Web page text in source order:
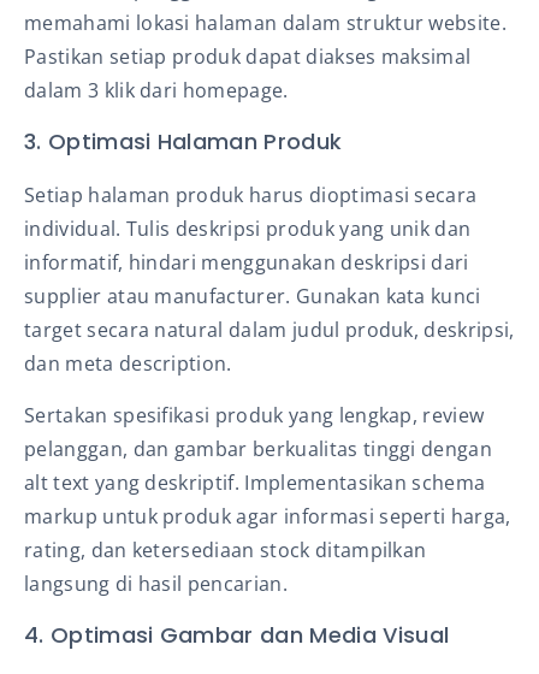
memahami lokasi halaman dalam struktur website.
Pastikan setiap produk dapat diakses maksimal
dalam 3 klik dari homepage.
3. Optimasi Halaman Produk
Setiap halaman produk harus dioptimasi secara
individual. Tulis deskripsi produk yang unik dan
informatif, hindari menggunakan deskripsi dari
supplier atau manufacturer. Gunakan kata kunci
target secara natural dalam judul produk, deskripsi,
dan meta description.
Sertakan spesifikasi produk yang lengkap, review
pelanggan, dan gambar berkualitas tinggi dengan
alt text yang deskriptif. Implementasikan schema
markup untuk produk agar informasi seperti harga,
rating, dan ketersediaan stock ditampilkan
langsung di hasil pencarian.
4. Optimasi Gambar dan Media Visual